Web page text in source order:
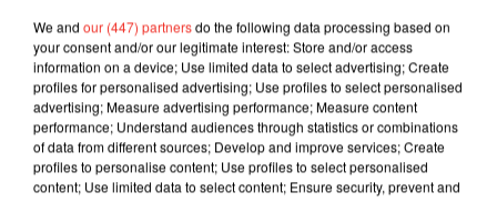
LES INTERVIEWS CHANTE
FRANCE
Voir plus
We and our (447) partnersdo the following data processing based on
your consent and/or our legitimate interest: Store and/or access
information on a device; Use limited data to select advertising; Create
profiles for personalised advertising; Use profiles to select personalised
advertising; Measure advertising performance; Measure content
performance; Understand audiences through statistics or combinations
of data from different sources; Develop and improve services; Create
profiles to personalise content; Use profiles to select personalised
content; Use limited data to select content; Ensure security, prevent and